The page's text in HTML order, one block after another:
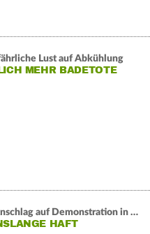
Lust auf Abkühlung
MEHR BADETOTE
Auto-Anschlag auf Demonstration in München:
HAFT